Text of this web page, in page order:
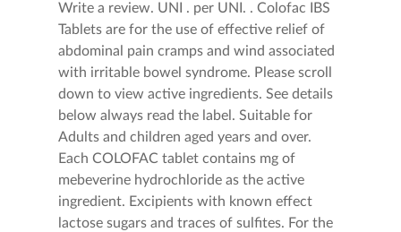
Write a review. UNI . per UNI. . Colofac IBS
Tablets are for the use of effective relief of
abdominal pain cramps and wind associated
with irritable bowel syndrome. Please scroll
down to view active ingredients. See details
below always read the label. Suitable for
Adults and children aged years and over.
Each COLOFAC tablet contains mg of
mebeverine hydrochloride as the active
ingredient. Excipients with known effect
lactose sugars and traces of sulfites. For the